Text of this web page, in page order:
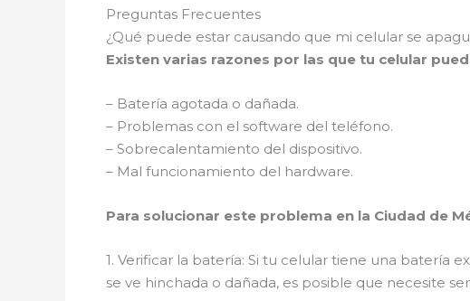
Preguntas Frecuentes
¿Qué puede estar causando que mi celular se
Existen varias razones por las que tu celular
– Batería agotada o dañada.
– Problemas con el software del teléfono.
– Sobrecalentamiento del dispositivo.
– Mal funcionamiento del hardware.
Para solucionar este problema en la Ciudad de
1. Verificar la batería: Si tu celular tiene una batería
se ve hinchada o dañada, es posible que necesite